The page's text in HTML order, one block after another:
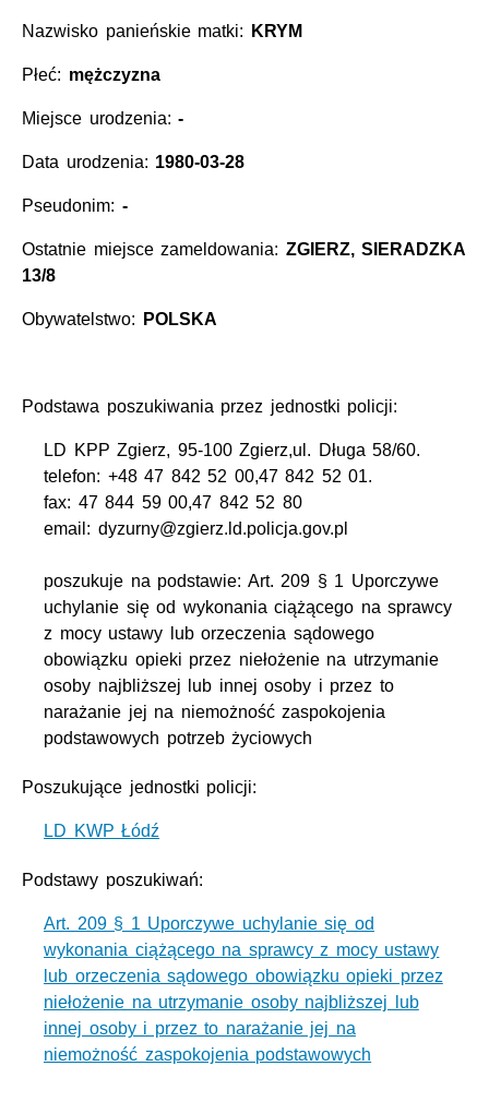
Nazwisko panieńskie matki: KRYM
Płeć: mężczyzna
Miejsce urodzenia:-
Data urodzenia: 1980-03-28
Pseudonim: -
Ostatnie miejsce zameldowania: ZGIERZ, SIERADZKA
13/8
Obywatelstwo: POLSKA
Podstawa poszukiwania przez jednostki policji:
LD KPP Zgierz, 95-100 Zgierz,ul. Długa 58/60.
telefon: +48 47 842 52 00,47 842 52 01.
fax: 47 844 59 00,47 842 52 80
email: dyzurny@zgierz.ld.policja.gov.pl
poszukuje na podstawie: Art. 209 § 1 Uporczywe
uchylanie się od wykonania ciążącego na sprawcy
z mocy ustawy lub orzeczenia sądowego
obowiązku opieki przez niełożenie na utrzymanie
osoby najbliższej lub innej osoby i przez to
narażanie jej na niemożność zaspokojenia
podstawowych potrzeb życiowych
Poszukujące jednostki policji:
LD KWP Łódź
Podstawy poszukiwań:
Art. 209 § 1 Uporczywe uchylanie się od
wykonania ciążącego na sprawcy z mocy ustawy
lub orzeczenia sądowego obowiązku opieki przez
niełożenie na utrzymanie osoby najbliższej lub
innej osoby i przez to narażanie jej na
niemożność zaspokojenia podstawowych